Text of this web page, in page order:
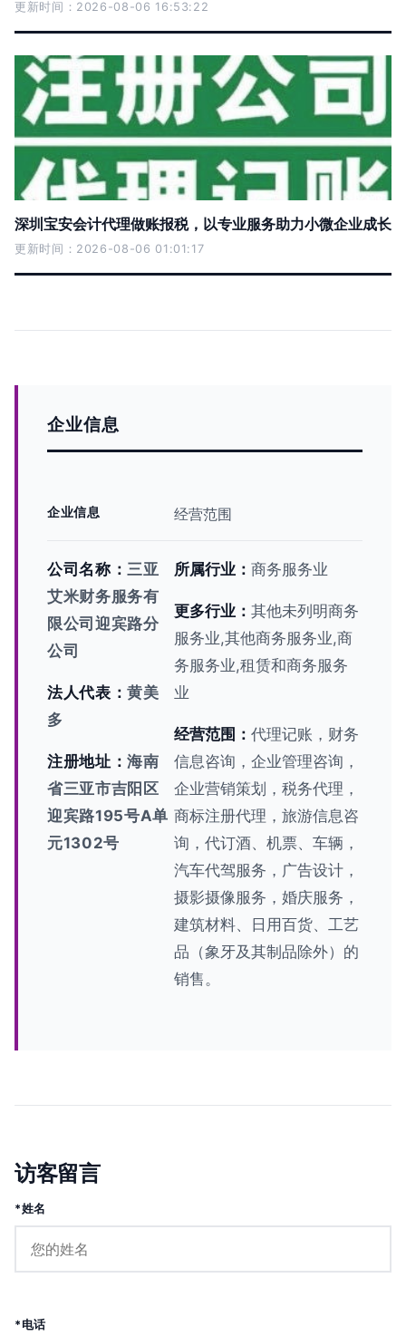
更新时间：2026-08-06 16:53:22
深圳宝安会计代理做账报税，以专业服务助力小微企业成长
更新时间：2026-08-06 01:01:17
企业信息
企业信息 经营范围
公司名称：三亚
艾米财务服务有
限公司迎宾路分
公司
法人代表：黄美
多
注册地址：海南
省三亚市吉阳区
迎宾路195号A单
元1302号
所属行业： 商务服务业
更多行业： 其他未列明商务
服务业,其他商务服务业,商
务服务业,租赁和商务服务
业
经营范围： 代理记账，财务
信息咨询，企业管理咨询，
企业营销策划，税务代理，
商标注册代理，旅游信息咨
询，代订酒、机票、车辆，
汽车代驾服务，广告设计，
摄影摄像服务，婚庆服务，
建筑材料、日用百货、工艺
品（象牙及其制品除外）的
销售。
访客留言
*姓名
*电话